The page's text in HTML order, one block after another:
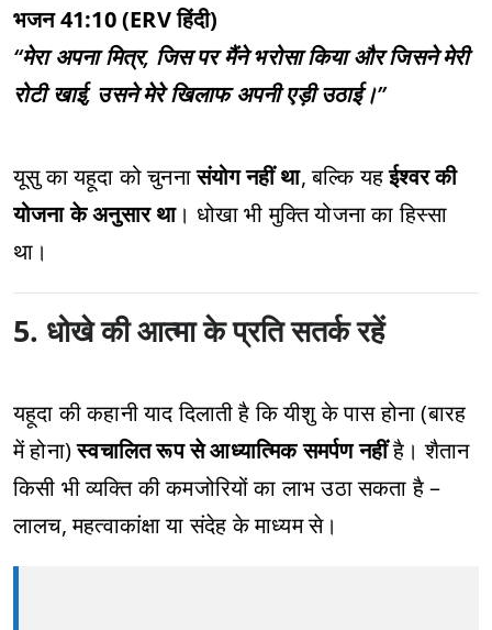
भजन 41:10 (ERV हिंदी)
“मेरा अपना मित्र, जिस पर मैंने भरोसा किया और जिसने मेरी
रोटी खाई, उसने मेरे खिलाफ अपनी एड़ी उठाई।”
यूसु का यहूदा को चुननासंयोग नहीं था, बल्कि यहईश्वर की
योजना के अनुसार था। धोखा भी मुक्ति योजना का हिस्सा
था।
5. धोखे की आत्मा के प्रति सतर्क रहें
यहूदा की कहानी याद दिलाती है कि यीशु के पास होना (बारह
में होना)स्वचालित रूप से आध्यात्मिक समर्पण नहींहै। शैतान
किसी भी व्यक्ति की कमजोरियों का लाभ उठा सकता है –
लालच, महत्वाकांक्षा या संदेह के माध्यम से।